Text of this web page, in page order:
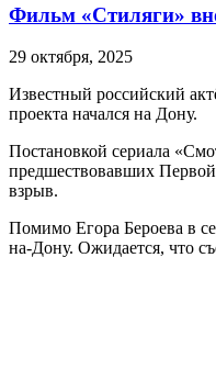
Фильм «Стиляги»
29 октября, 2025
Известный российский
проекта начался на Дону.
Постановкой сериала
предшествовавших
взрыв.
Помимо Егора Бероева в
на-Дону. Ожидается, что